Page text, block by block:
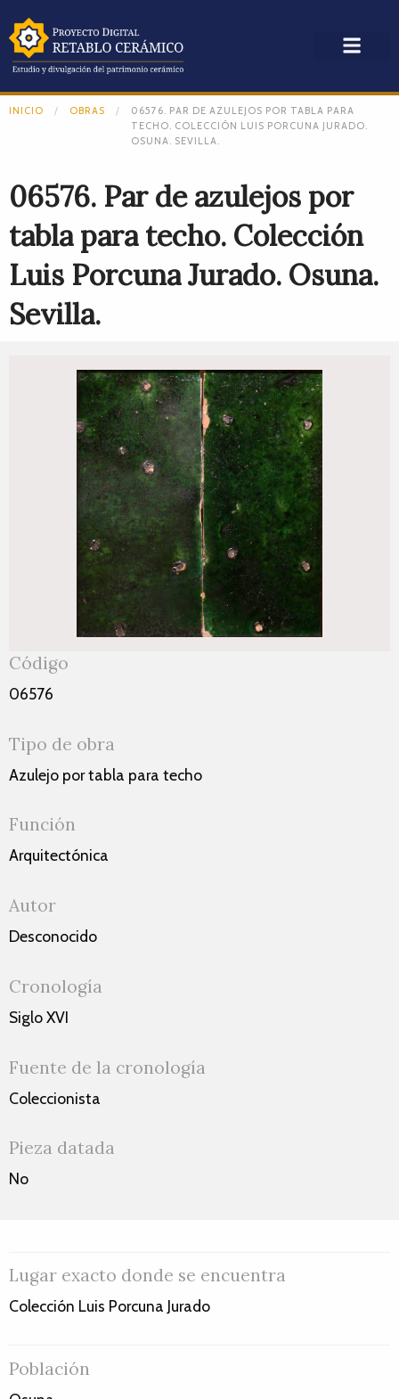
INICIO OBRAS
06576. PAR DE AZULEJOS POR TABLA PARA
TECHO. COLECCIÓN LUIS PORCUNA JURADO.
OSUNA. SEVILLA.
06576. Par de azulejos por
tabla para techo. Colección
Luis Porcuna Jurado. Osuna.
Sevilla.
Código
06576
Tipo de obra
Azulejo por tabla para techo
Función
Arquitectónica
Autor
Desconocido
Cronología
Siglo XVI
Fuente de la cronología
Coleccionista
Pieza datada
No
Lugar exacto donde se encuentra
Colección Luis Porcuna Jurado
Población